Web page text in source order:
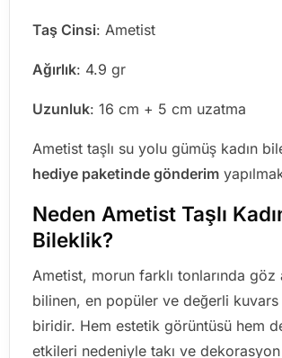
Taş Cinsi: Ametist
Ağırlık: 4.9 gr
Uzunluk: 16 cm + 5 cm uzatma
Ametist taşlı su yolu gümüş kadın
hediye paketinde gönderim
Neden Ametist Taşlı
Bileklik?
Ametist, morun farklı tonlarında göz
bilinen, en popüler ve değerli kuvars
biridir. Hem estetik görüntüsü hem
etkileri nedeniyle takı ve dekorasyon